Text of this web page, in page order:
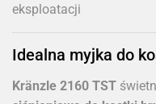
eksploatacji
Idealna myjka do
Kränzle 2160 TST